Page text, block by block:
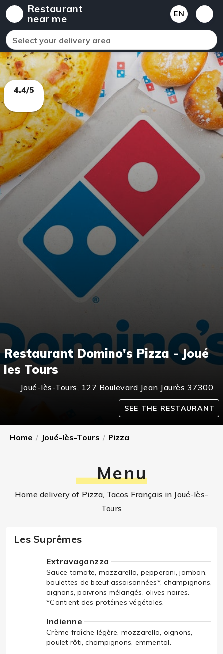
Restaurant
near me
EN
Select your delivery area
4.4/5
Restaurant Domino's Pizza - Joué
les Tours
Joué-lès-Tours, 127 Boulevard Jean Jaurès 37300
SEE THE RESTAURANT
Home / Joué-lès-Tours / Pizza
Menu
Home delivery of Pizza, Tacos Français in Joué-lès-
Tours
Les Suprêmes
Extravaganzza
Sauce tomate, mozzarella, pepperoni, jambon,
boulettes de bœuf assaisonnées*, champignons,
oignons, poivrons mélangés, olives noires.
*Contient des protéines végétales.
Indienne
Crème fraîche légère, mozzarella, oignons,
poulet rôti, champignons, emmental.